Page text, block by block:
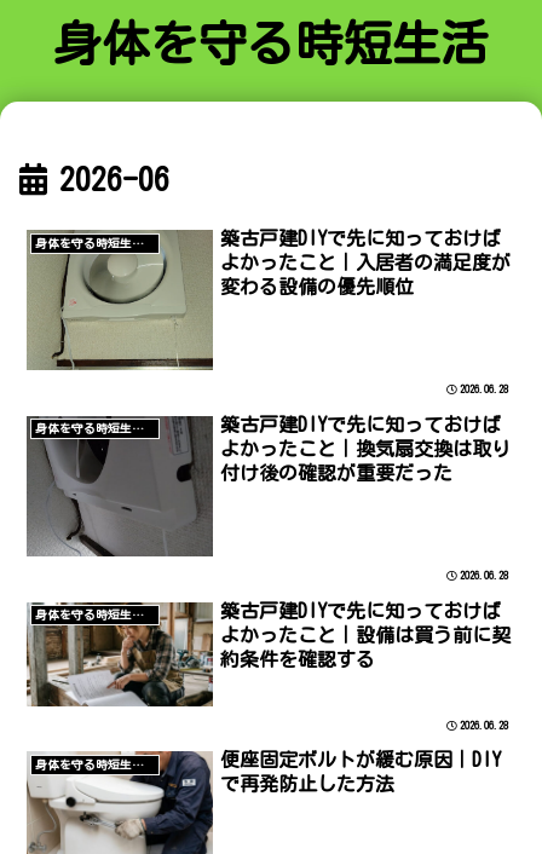
身体を守る時短生活
2026-06
身体を守る時短生活/空き家管理
築古戸建DIYで先に知っておけば
よかったこと｜入居者の満足度が
変わる設備の優先順位
2026.06.28
身体を守る時短生活/DIY
築古戸建DIYで先に知っておけば
よかったこと｜換気扇交換は取り
付け後の確認が重要だった
2026.06.28
身体を守る時短生活/DIY
築古戸建DIYで先に知っておけば
よかったこと｜設備は買う前に契
約条件を確認する
2026.06.28
身体を守る時短生活/DIY
便座固定ボルトが緩む原因｜DIY
で再発防止した方法